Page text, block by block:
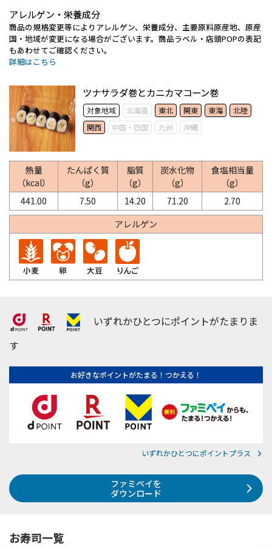
アレルゲン・栄養成分
商品の規格変更等によりアレルゲン、栄養成分、主要原料原産地、原産
国・地域が変更になる場合がございます。商品ラベル・店頭POPの表記
もあわせてご確認ください。
詳細はこちら
ツナサラダ巻とカニカマコーン巻
対象地域 北海道 東北 関東 東海
北陸
関西
中国・四国 九州 沖縄
熱量
（kcal）
たんぱく質
（g）
脂質
（g）
炭水化物
（g）
食塩相当量
（g）
441.00
7.50 14.20 71.20
2.70
アレルゲン
いずれかひとつにポイントがたまりま
す
お好きなポイントがたまる！つかえる！
いずれかひとつにポイントプラス
ファミペイを
ダウンロード
お寿司一覧